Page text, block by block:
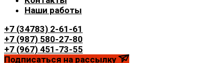
Наши работы
+7 (34783) 2-61-61
+7 (987) 580-27-80
+7 (967) 451-73-55
Подписаться на рассылку